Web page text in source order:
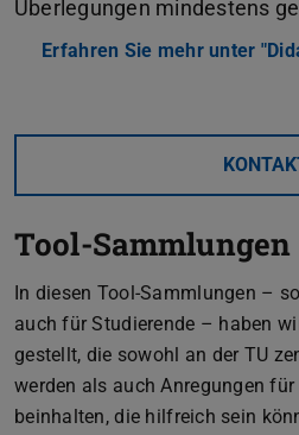
Überlegungen mindestens
Erfahren Sie mehr unter
Tool-Sammlungen
In diesen Tool-Sammlungen –
auch für Studierende – haben
gestellt, die sowohl an der TU
werden als auch Anregungen
beinhalten, die hilfreich sein